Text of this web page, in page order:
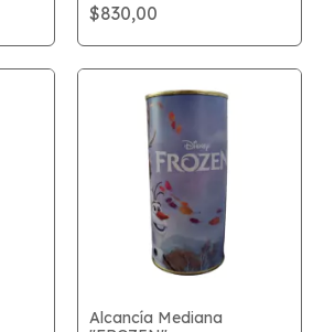
$830,00
Alcancía Mediana